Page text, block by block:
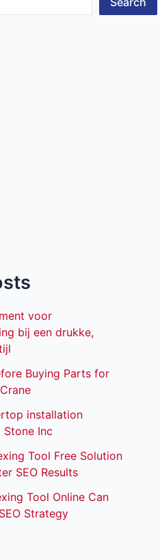
voor
bij een drukke,
Buying Parts for
installation
Inc
Tool Free Solution
SEO Results
Tool Online Can
Strategy